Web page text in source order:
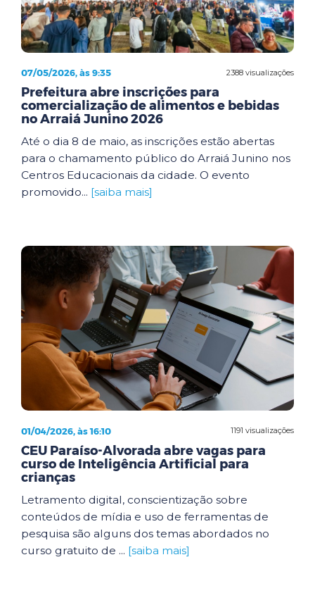
2388 visualizações
07/05/2026, às 9:35
Prefeitura abre inscrições para
comercialização de alimentos e bebidas
no Arraiá Junino 2026
Até o dia 8 de maio, as inscrições estão abertas
para o chamamento público do Arraiá Junino nos
Centros Educacionais da cidade. O evento
promovido... [saiba mais]
1191 visualizações
01/04/2026, às 16:10
CEU Paraíso-Alvorada abre vagas para
curso de Inteligência Artificial para
crianças
Letramento digital, conscientização sobre
conteúdos de mídia e uso de ferramentas de
pesquisa são alguns dos temas abordados no
curso gratuito de ... [saiba mais]